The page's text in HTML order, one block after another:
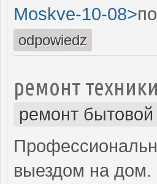
Moskve-10-08>
odpowiedz
ремонт
ремонт
выездом на дом.